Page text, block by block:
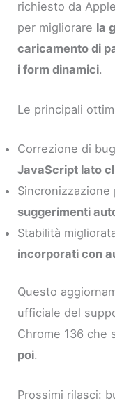
richiesto da
per migliorare la
caricamento di
i form dinamici.
Le principali
Correzione di
JavaScript lato
Sincronizzazione
suggerimenti
Stabilità
incorporati con
Questo
ufficiale del
Chrome 136 che
poi.
Prossimi rilasci: